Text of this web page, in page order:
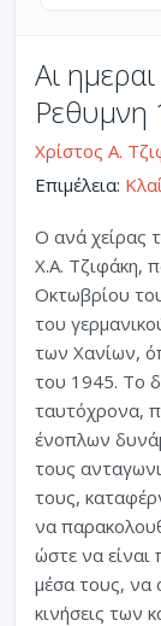
Αι
Ρεθυμνη
Χρίστος Α.
Επιμέλεια:
Ο ανά χείρας
Χ.Α. Τζιφάκη,
Οκτωβρίου
του
των Χανίων,
του 1945. Το
ταυτόχρονα,
ένοπλων
τους
τους,
να
ώστε να είναι
μέσα τους, να
κινήσεις των